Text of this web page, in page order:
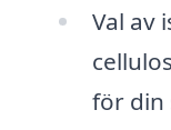
Val av
för din